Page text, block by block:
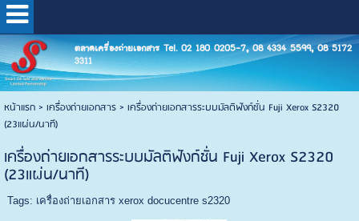
ตลาดเครื่องถ่ายเอกสาร Tel. 02 180 0205-7, 08 4334 5599, 08 5172
3311
หน้าแรก> เครื่องถ่ายเอกสาร> เครื่องถ่ายเอกสารระบบมัลติฟังก์ชั่น Fuji Xerox S2320
(23แผ่น/นาที)
เครื่องถ่ายเอกสารระบบมัลติฟังก์ชั่น Fuji Xerox S2320
(23แผ่น/นาที)
Tags: เครื่องถ่ายเอกสาร xerox docucentre s2320